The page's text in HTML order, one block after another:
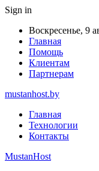
Sign in
Воскресенье, 9
Главная
Помощь
Клиентам
Партнерам
mustanhost.by
Главная
Технологии
Контакты
MustanHost